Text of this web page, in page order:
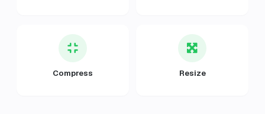
Compress Resize